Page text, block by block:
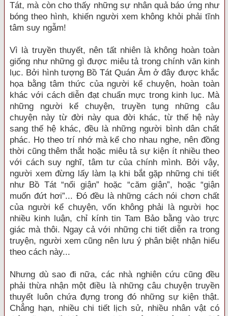
Tát, mà còn cho thấy những sự nhân quả báo ứng như
bóng theo hình, khiến người xem không khỏi phải tĩnh
tâm suy ngẫm!
Vì là truyền thuyết, nên tất nhiên là không hoàn toàn
giống như những gì được miêu tả trong chính văn kinh
lục. Bởi hình tượng Bồ Tát Quán Âm ở đây được khắc
họa bằng tâm thức của người kể chuyện, hoàn toàn
khác với cách diễn đạt chuẩn mực trong kinh lục. Mà
những người kể chuyện, truyền tụng những câu
chuyện này từ đời này qua đời khác, từ thế hệ này
sang thế hệ khác, đều là những người bình dân chất
phác. Họ theo trí nhớ mà kể cho nhau nghe, nên đồng
thời cũng thêm thắt hoặc miêu tả sự kiện ít nhiều theo
với cách suy nghĩ, tâm tư của chính mình. Bởi vậy,
người xem đừng lấy làm lạ khi bắt gặp những chi tiết
như Bồ Tát “nổi giận” hoặc “căm giận”, hoặc “giận
muốn đứt hơi”... Đó đều là những cách nói chơn chất
của người kể chuyện, vốn không phải là người học
nhiều kinh luận, chỉ kính tin Tam Bảo bằng vào trực
giác mà thôi. Ngay cả với những chi tiết diễn ra trong
truyện, người xem cũng nên lưu ý phân biệt nhận hiểu
theo cách này...
Nhưng dù sao đi nữa, các nhà nghiên cứu cũng đều
phải thừa nhận một điều là những câu chuyện truyền
thuyết luôn chứa đựng trong đó những sự kiện thật.
Chẳng hạn, nhiều chi tiết lịch sử, nhiều nhân vật có